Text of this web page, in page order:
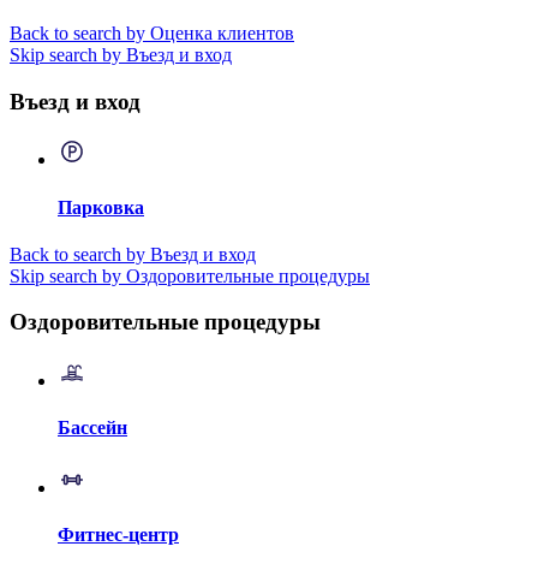
Back to search by Оценка клиентов
Skip search by Въезд и вход
Въезд и вход
Парковка
Back to search by Въезд и вход
Skip search by Оздоровительные процедуры
Оздоровительные процедуры
Бассейн
Фитнес-центр